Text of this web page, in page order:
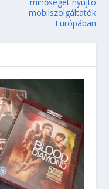
mobilszolgáltatók
Európában